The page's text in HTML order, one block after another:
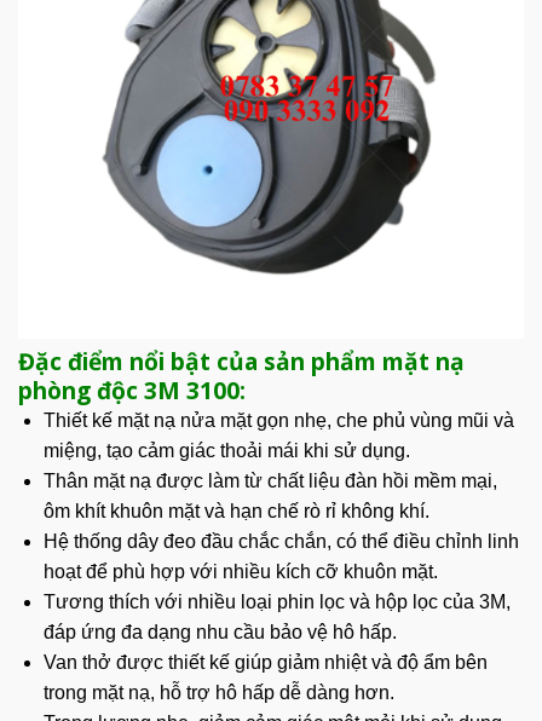
Đặc điểm nổi bật của sản phẩm mặt nạ
phòng độc 3M 3100:
Thiết kế mặt nạ nửa mặt gọn nhẹ, che phủ vùng mũi và
miệng, tạo cảm giác thoải mái khi sử dụng.
Thân mặt nạ được làm từ chất liệu đàn hồi mềm mại,
ôm khít khuôn mặt và hạn chế rò rỉ không khí.
Hệ thống dây đeo đầu chắc chắn, có thể điều chỉnh linh
hoạt để phù hợp với nhiều kích cỡ khuôn mặt.
Tương thích với nhiều loại phin lọc và hộp lọc của 3M,
đáp ứng đa dạng nhu cầu bảo vệ hô hấp.
Van thở được thiết kế giúp giảm nhiệt và độ ẩm bên
trong mặt nạ, hỗ trợ hô hấp dễ dàng hơn.